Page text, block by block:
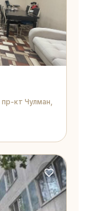
кт Чулман,